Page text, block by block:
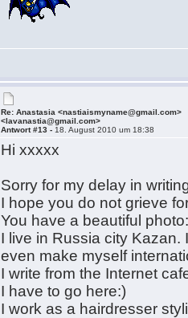
Re: Anastasia <nastiaismyname@gmail.com>
<lavanastia@gmail.com>
Antwort #13 - 18. August 2010 um 18:38
Hi xxxxx
Sorry for my delay in
I hope you do not grieve
You have a beautiful
I live in Russia city
even make myself
I write from the Internet
I have to go here:)
I work as a hairdresser